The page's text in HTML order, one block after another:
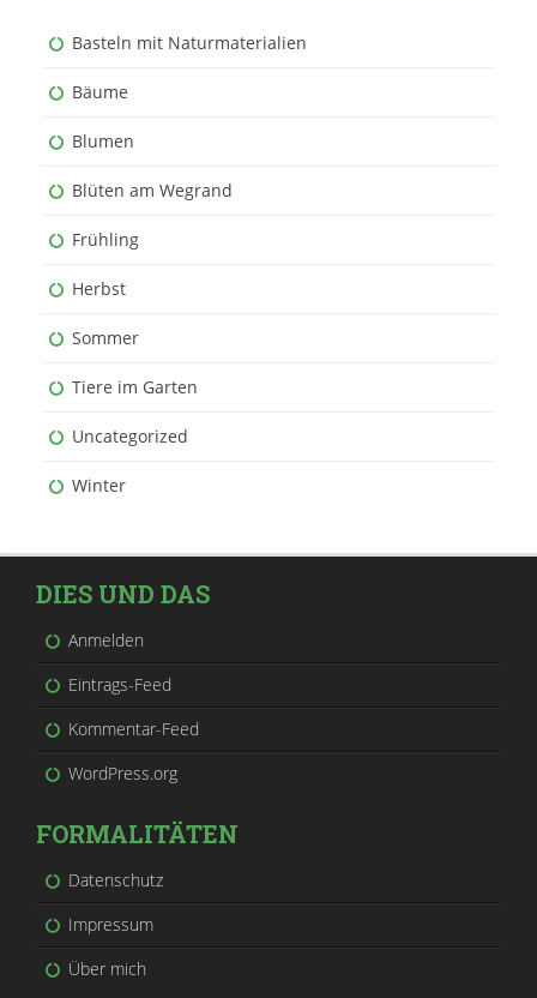
Basteln mit Naturmaterialien
Bäume
Blumen
Blüten am Wegrand
Frühling
Herbst
Sommer
Tiere im Garten
Uncategorized
Winter
DIES UND DAS
Anmelden
Eintrags-Feed
Kommentar-Feed
WordPress.org
FORMALITÄTEN
Datenschutz
Impressum
Über mich